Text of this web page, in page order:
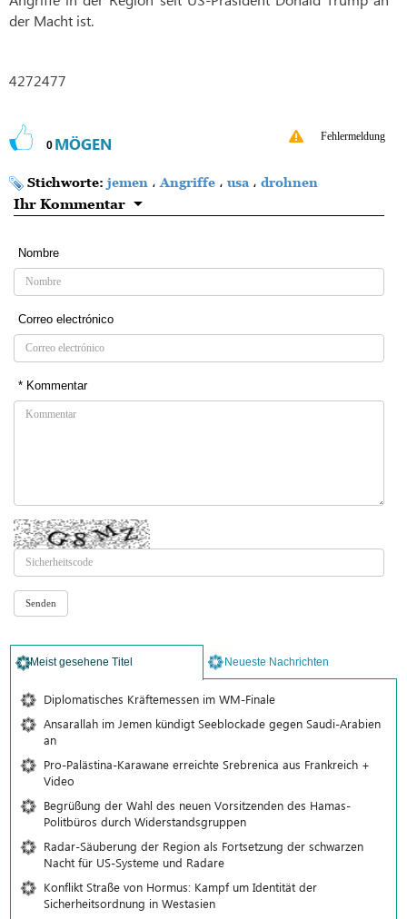
der Macht ist.
4272477
0 MÖGEN Fehlermeldung
Stichworte: jemen ، Angriffe ، usa ، drohnen
Ihr Kommentar
Nombre
Correo electrónico
* Kommentar
Meist gesehene Titel Neueste Nachrichten
Diplomatisches Kräftemessen im WM-Finale
Ansarallah im Jemen kündigt Seeblockade gegen Saudi-Arabien
an
Pro-Palästina-Karawane erreichte Srebrenica aus Frankreich +
Video
Begrüßung der Wahl des neuen Vorsitzenden des Hamas-
Politbüros durch Widerstandsgruppen
Radar-Säuberung der Region als Fortsetzung der schwarzen
Nacht für US-Systeme und Radare
Konflikt Straße von Hormus: Kampf um Identität der
Sicherheitsordnung in Westasien